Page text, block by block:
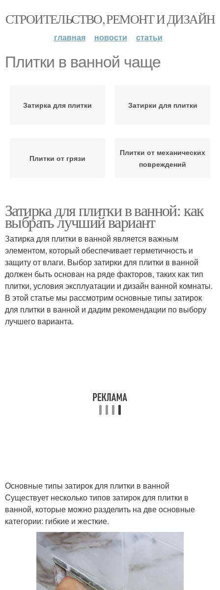
СТРОИТЕЛЬСТВО, РЕМОНТ И ДИЗАЙН
главная новости статьи
Плитки в ванной чаще
Затирка для плитки Затирки для плитки
Плитки от грязи
Плитки от механических
повреждений
Затирка для плитки в ванной: как
выбрать лучший вариант
Затирка для плитки в ванной является важным
элементом, который обеспечивает герметичность и
защиту от влаги. Выбор затирки для плитки в ванной
должен быть основан на ряде факторов, таких как тип
плитки, условия эксплуатации и дизайн ванной комнаты.
В этой статье мы рассмотрим основные типы затирок
для плитки в ванной и дадим рекомендации по выбору
лучшего варианта.
Основные типы затирок для плитки в ванной
Существует несколько типов затирок для плитки в
ванной, которые можно разделить на две основные
категории: гибкие и жесткие.